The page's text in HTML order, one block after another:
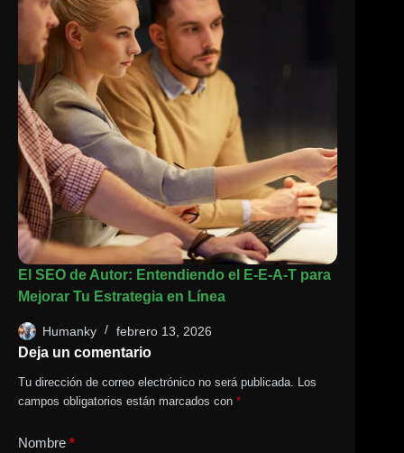
El SEO de Autor: Entendiendo el E-E-A-T para
Mejorar Tu Estrategia en Línea
Humanky febrero 13, 2026
Deja un comentario
Tu dirección de correo electrónico no será publicada. Los
campos obligatorios están marcados con *
Nombre *